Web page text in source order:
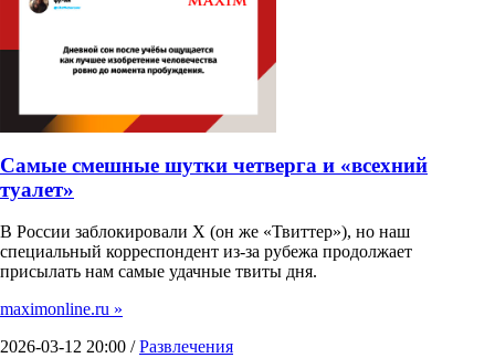
Самые смешные шутки четверга и «всехний
туалет»
В России заблокировали X (он же «Твиттер»), но наш
специальный корреспондент из-за рубежа продолжает
присылать нам самые удачные твиты дня.
maximonline.ru »
2026-03-12 20:00 /Развлечения